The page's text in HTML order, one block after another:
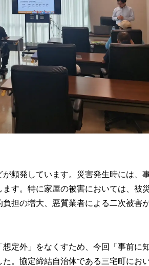
頻発しています。災害発生時には、
す。特に家屋の被害においては、被
担の増大、悪質業者による二次被害
定外」をなくすため、今回「事前に
。協定締結自治体である三宅町にお